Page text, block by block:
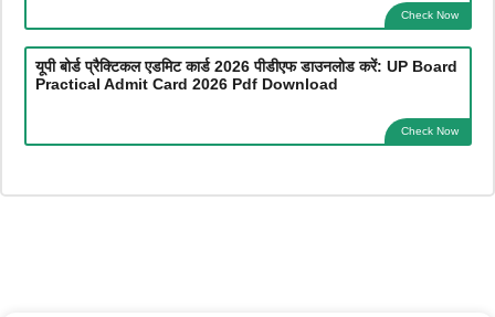
Check Now
यूपी बोर्ड प्रैक्टिकल एडमिट कार्ड 2026 पीडीएफ डाउनलोड करें: UP Board
Practical Admit Card 2026 Pdf Download
Check Now